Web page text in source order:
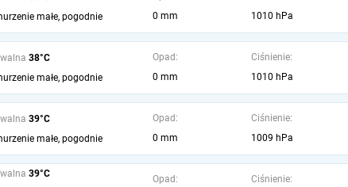
małe, pogodnie
0 mm
1010 hPa
38°C
małe, pogodnie
Opad:
0 mm
Ciśnienie:
1010 hPa
39°C
małe, pogodnie
Opad:
0 mm
Ciśnienie:
1009 hPa
39°C
Opad:
Ciśnienie: